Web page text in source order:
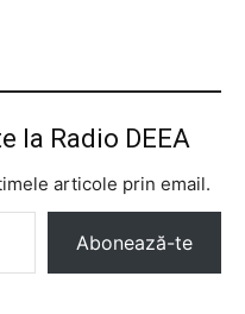
la Radio DEEA
articole prin email.
Abonează-te